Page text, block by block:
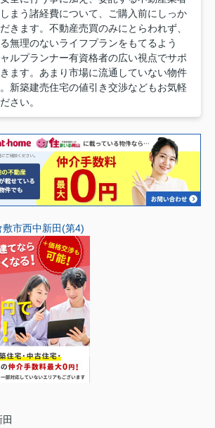
まう諸経費について、ご購入前にしっか
きます。不動産売買のみにとらわれず、
無理のないライフプランをもてるよう
ルプランナー有資格者の広い視点でサポ
ます。あまり市場に流通していない物件
新築建売住宅の値引き交渉などもお気軽
さい。
敷市西中新田(第4)